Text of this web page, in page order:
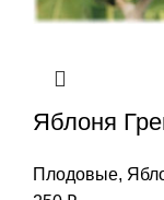
Яблоня
Плодовые,